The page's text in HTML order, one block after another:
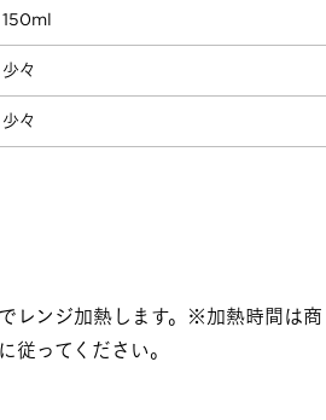
150ml
少々
少々
レンジ加熱します。※加熱時間は商
従ってください。